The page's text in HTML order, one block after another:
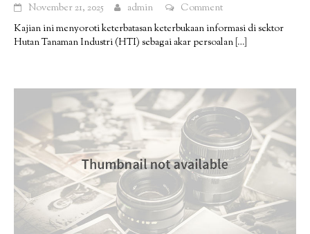
November 21, 2025 admin
Comment
Kajian ini menyoroti keterbatasan keterbukaan informasi di sektor
Hutan Tanaman Industri (HTI) sebagai akar persoalan […]